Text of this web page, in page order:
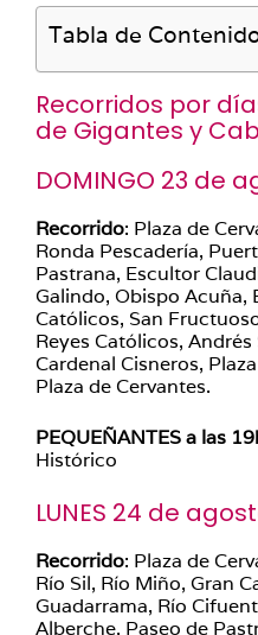
Tabla de
Recorridos por
de Gigantes y
DOMINGO 23 de
Recorrido: Plaza de
Ronda Pescadería,
Pastrana, Escultor
Galindo, Obispo Acuña,
Católicos, San
Reyes Católicos,
Cardenal Cisneros,
Plaza de Cervantes.
PEQUEÑANTES a las
Histórico
LUNES 24 de
Recorrido: Plaza de
Río Sil, Río Miño, Gran
Guadarrama, Río
Alberche, Paseo de